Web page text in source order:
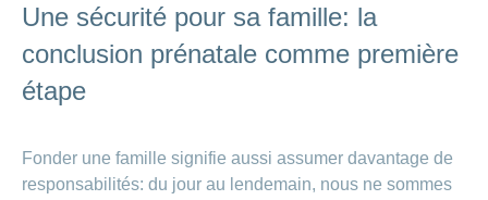
Une sécurité pour sa famille: la
conclusion prénatale comme première
étape
Fonder une famille signifie aussi assumer davantage de
responsabilités: du jour au lendemain, nous ne sommes